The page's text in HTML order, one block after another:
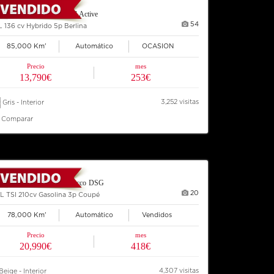
TOYOTA Auris Hybrid Active
54
136 cv Hybrido 5p Berlina
85,000 Km' Automático OCASION
Precio
13,790€
mes
253€
3,252 visitas
Gris - Interior
Comparar
VOLKSWAGEN Scirocco DSG
20
TSI 210cv Gasolina 3p Coupé
78,000 Km' Automático Vendidos
Precio
20,990€
mes
418€
4,307 visitas
Beige - Interior